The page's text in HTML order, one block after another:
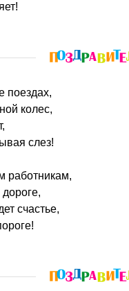
поездах,
колес,
слез!
работникам,
счастье,